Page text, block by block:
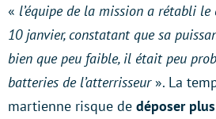
« l’équipe de la mission a rétabli
10 janvier, constatant que sa
bien que peu faible, il était peu
batteries de l’atterrisseur». La
martienne risque de déposer